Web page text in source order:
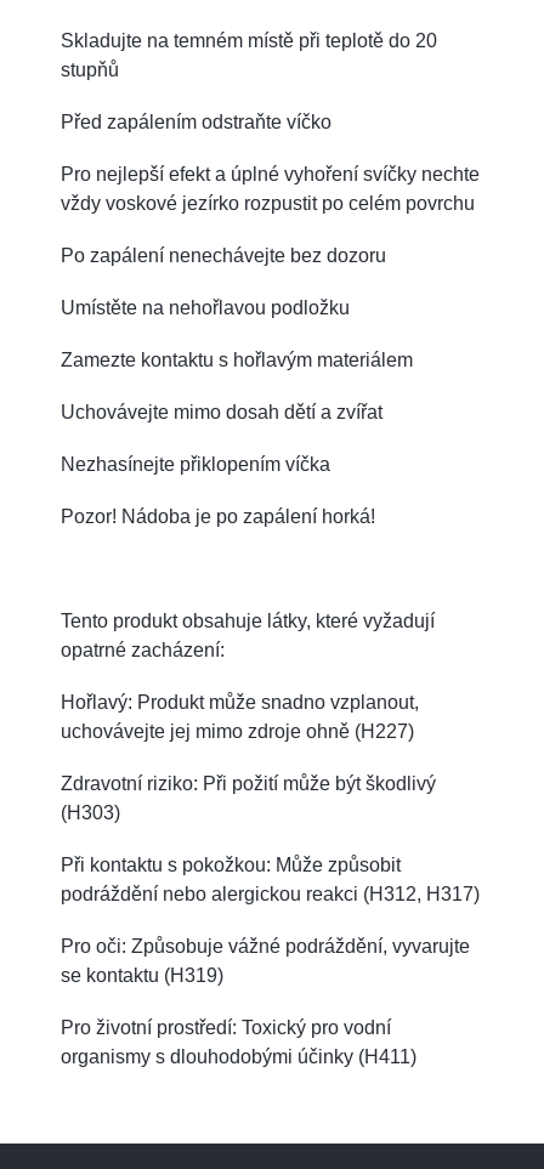
Skladujte na temném místě při teplotě do 20
stupňů
Před zapálením odstraňte víčko
Pro nejlepší efekt a úplné vyhoření svíčky nechte
vždy voskové jezírko rozpustit po celém povrchu
Po zapálení nenechávejte bez dozoru
Umístěte na nehořlavou podložku
Zamezte kontaktu s hořlavým materiálem
Uchovávejte mimo dosah dětí a zvířat
Nezhasínejte přiklopením víčka
Pozor! Nádoba je po zapálení horká!
Tento produkt obsahuje látky, které vyžadují
opatrné zacházení:
Hořlavý: Produkt může snadno vzplanout,
uchovávejte jej mimo zdroje ohně (H227)
Zdravotní riziko: Při požití může být škodlivý
(H303)
Při kontaktu s pokožkou: Může způsobit
podráždění nebo alergickou reakci (H312, H317)
Pro oči: Způsobuje vážné podráždění, vyvarujte
se kontaktu (H319)
Pro životní prostředí: Toxický pro vodní
organismy s dlouhodobými účinky (H411)